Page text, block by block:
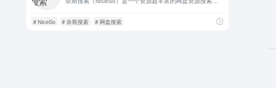
# NiceSo # 奈斯搜索 # 网盘搜索